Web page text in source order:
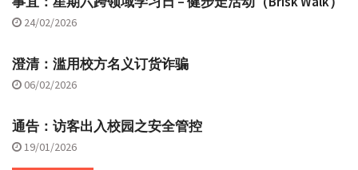
24/02/2026
澄清：滥用校方名义订货诈骗
06/02/2026
通告：访客出入校园之安全管控
19/01/2026